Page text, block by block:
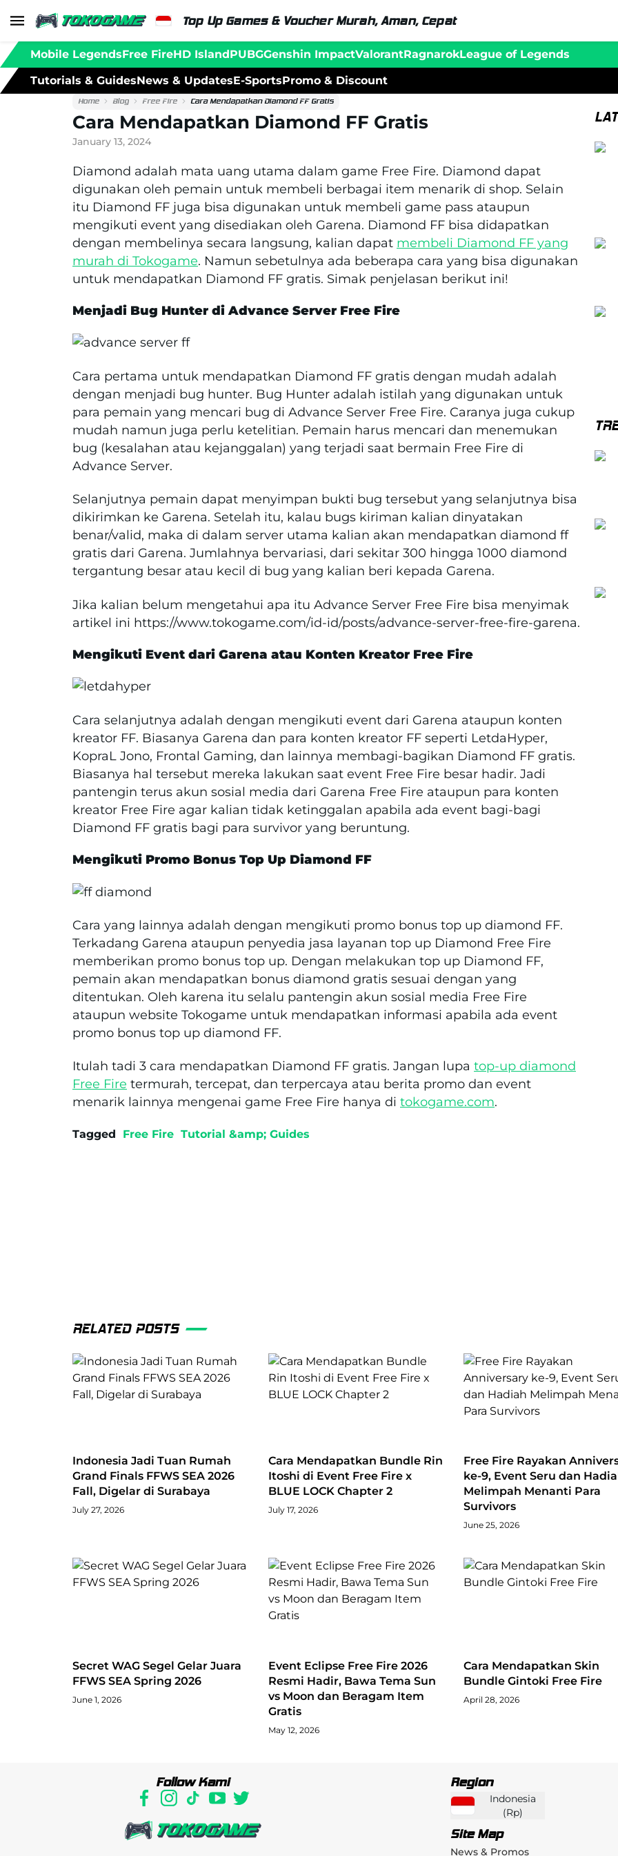
Top Up Games & Voucher Murah, Aman, Cepat
Mobile LegendsFree FireHD IslandPUBGGenshin ImpactValorantRagnarokLeague of Legends
Tutorials & GuidesNews & UpdatesE-SportsPromo & Discount
Home Blog Free Fire Cara Mendapatkan Diamond FF Gratis
Cara Mendapatkan Diamond FF Gratis
January 13, 2024
Diamond adalah mata uang utama dalam game Free Fire. Diamond dapat
digunakan oleh pemain untuk membeli berbagai item menarik di shop. Selain
itu Diamond FF juga bisa digunakan untuk membeli game pass ataupun
mengikuti event yang disediakan oleh Garena. Diamond FF bisa didapatkan
dengan membelinya secara langsung, kalian dapat membeli Diamond FF yang
murah di Tokogame. Namun sebetulnya ada beberapa cara yang bisa digunakan
untuk mendapatkan Diamond FF gratis. Simak penjelasan berikut ini!
Menjadi Bug Hunter di Advance Server Free Fire
Cara pertama untuk mendapatkan Diamond FF gratis dengan mudah adalah
dengan menjadi bug hunter. Bug Hunter adalah istilah yang digunakan untuk
para pemain yang mencari bug di Advance Server Free Fire. Caranya juga cukup
mudah namun juga perlu ketelitian. Pemain harus mencari dan menemukan
bug (kesalahan atau kejanggalan) yang terjadi saat bermain Free Fire di
Advance Server.
Selanjutnya pemain dapat menyimpan bukti bug tersebut yang selanjutnya bisa
dikirimkan ke Garena. Setelah itu, kalau bugs kiriman kalian dinyatakan
benar/valid, maka di dalam server utama kalian akan mendapatkan diamond ff
gratis dari Garena. Jumlahnya bervariasi, dari sekitar 300 hingga 1000 diamond
tergantung besar atau kecil di bug yang kalian beri kepada Garena.
Jika kalian belum mengetahui apa itu Advance Server Free Fire bisa menyimak
artikel ini https://www.tokogame.com/id-id/posts/advance-server-free-fire-garena.
Mengikuti Event dari Garena atau Konten Kreator Free Fire
Cara selanjutnya adalah dengan mengikuti event dari Garena ataupun konten
kreator FF. Biasanya Garena dan para konten kreator FF seperti LetdaHyper,
KopraL Jono, Frontal Gaming, dan lainnya membagi-bagikan Diamond FF gratis.
Biasanya hal tersebut mereka lakukan saat event Free Fire besar hadir. Jadi
pantengin terus akun sosial media dari Garena Free Fire ataupun para konten
kreator Free Fire agar kalian tidak ketinggalan apabila ada event bagi-bagi
Diamond FF gratis bagi para survivor yang beruntung.
Mengikuti Promo Bonus Top Up Diamond FF
Cara yang lainnya adalah dengan mengikuti promo bonus top up diamond FF.
Terkadang Garena ataupun penyedia jasa layanan top up Diamond Free Fire
memberikan promo bonus top up. Dengan melakukan top up Diamond FF,
pemain akan mendapatkan bonus diamond gratis sesuai dengan yang
ditentukan. Oleh karena itu selalu pantengin akun sosial media Free Fire
ataupun website Tokogame untuk mendapatkan informasi apabila ada event
promo bonus top up diamond FF.
Itulah tadi 3 cara mendapatkan Diamond FF gratis. Jangan lupa top-up diamond
Free Fire termurah, tercepat, dan terpercaya atau berita promo dan event
menarik lainnya mengenai game Free Fire hanya di tokogame.com.
Tagged Free Fire Tutorial &amp; Guides
RELATED POSTS
Indonesia Jadi Tuan Rumah
Grand Finals FFWS SEA 2026
Fall, Digelar di Surabaya
July 27, 2026
Cara Mendapatkan Bundle Rin
Itoshi di Event Free Fire x
BLUE LOCK Chapter 2
July 17, 2026
Free Fire Rayakan
ke-9, Event Seru dan
Melimpah Menanti Para
Survivors
June 25, 2026
Secret WAG Segel Gelar Juara
FFWS SEA Spring 2026
June 1, 2026
Event Eclipse Free Fire 2026
Resmi Hadir, Bawa Tema Sun
vs Moon dan Beragam Item
Gratis
May 12, 2026
Cara Mendapatkan Skin
Bundle Gintoki Free Fire
April 28, 2026
Follow Kami Region
Indonesia
(Rp)
Site Map
News & Promos